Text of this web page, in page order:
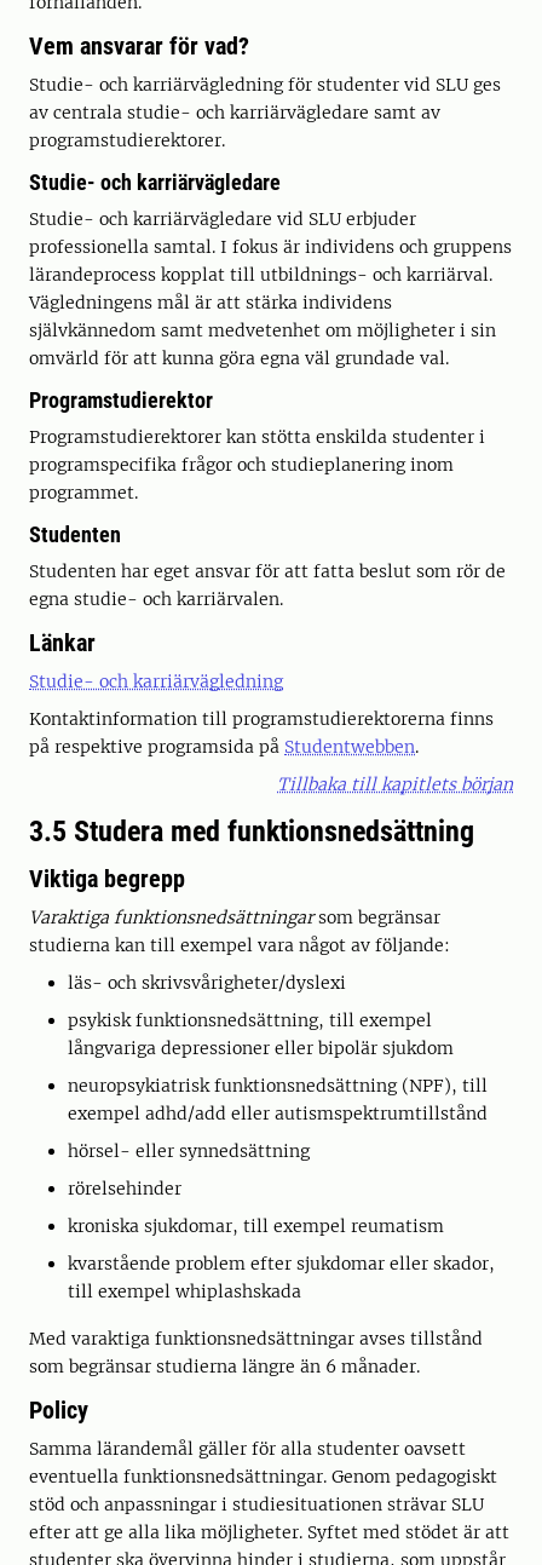
Vem ansvarar för vad?
Studie- och karriärvägledning för studenter vid SLU ges
av centrala studie- och karriärvägledare samt av
programstudierektorer.
Studie- och karriärvägledare
Studie- och karriärvägledare vid SLU erbjuder
professionella samtal. I fokus är individens och gruppens
lärandeprocess kopplat till utbildnings- och karriärval.
Vägledningens mål är att stärka individens
självkännedom samt medvetenhet om möjligheter i sin
omvärld för att kunna göra egna väl grundade val.
Programstudierektor
Programstudierektorer kan stötta enskilda studenter i
programspecifika frågor och studieplanering inom
programmet.
Studenten
Studenten har eget ansvar för att fatta beslut som rör de
egna studie- och karriärvalen.
Länkar
Studie- och karriärvägledning
Kontaktinformation till programstudierektorerna finns
på respektive programsida på Studentwebben.
Tillbaka till kapitlets början
3.5 Studera med funktionsnedsättning
Viktiga begrepp
Varaktiga funktionsnedsättningarsom begränsar
studierna kan till exempel vara något av följande:
läs- och skrivsvårigheter/dyslexi
psykisk funktionsnedsättning, till exempel
långvariga depressioner eller bipolär sjukdom
neuropsykiatrisk funktionsnedsättning (NPF), till
exempel adhd/add eller autismspektrumtillstånd
hörsel- eller synnedsättning
rörelsehinder
kroniska sjukdomar, till exempel reumatism
kvarstående problem efter sjukdomar eller skador,
till exempel whiplashskada
Med varaktiga funktionsnedsättningar avses tillstånd
som begränsar studierna längre än 6 månader.
Policy
Samma lärandemål gäller för alla studenter oavsett
eventuella funktionsnedsättningar. Genom pedagogiskt
stöd och anpassningar i studiesituationen strävar SLU
efter att ge alla lika möjligheter. Syftet med stödet är att
studenter ska övervinna hinder i studierna, som uppstår